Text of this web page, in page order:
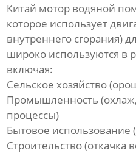
Китай мотор водяной
которое использует
внутреннего сгорания)
широко используются в
включая:
Сельское хозяйство
Промышленность
процессы)
Бытовое
Строительство (откачка